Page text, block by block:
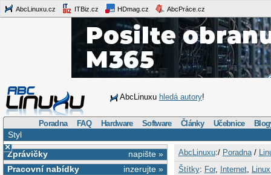
AbcLinuxu.cz ITBiz.cz HDmag.cz AbcPráce.cz
AbcLinuxu hledá autory!
Poradna FAQ Hardware Software Články Učebnice
Styl
×
napište »
Zprávičky
inzerujte »
Pracovní nabídky
AbcLinuxu:/ Poradna/
Štítky: For, Internet,